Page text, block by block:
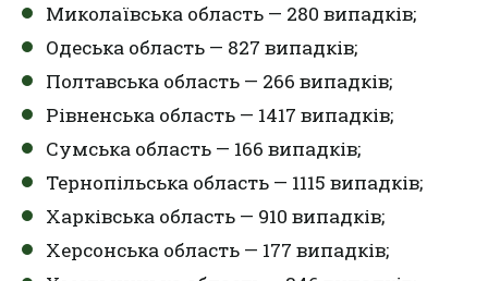
Миколаївська область — 280 випадків;
Одеська область — 827 випадків;
Полтавська область — 266 випадків;
Рівненська область — 1417 випадків;
Сумська область — 166 випадків;
Тернопільська область — 1115 випадків;
Харківська область — 910 випадків;
Херсонська область — 177 випадків;